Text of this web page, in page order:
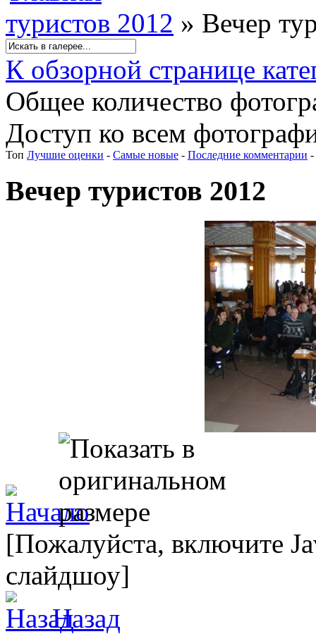
туристов 2012 » Вечер
К обзорной странице
Общее количество
Доступ ко всем
Топ Лучшие оценки - Самые новые - Последние комментарии -
Вечер туристов 2012
[Пожалуйста, включите
слайдшоу]
Назад